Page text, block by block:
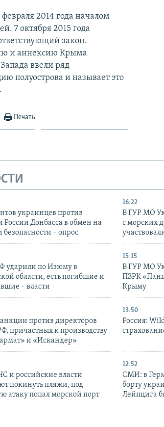
2014 года началом
7 октября 2015 года
закон.
и аннексию Крыма
ввели ряд
полуострова и называет это
Печать
украинцев против
России Донбасса в обмен на
безопасности – опрос
16:22
В ГУР МО
с морских
ударили по Изюму в
области, есть погибшие и
– власти
15:15
В ГУР МО
ПЗРК
Крыму
против директоров
причастных к производству
и «Искандер»
13:50
Россия:
и российские власти
покинуть пляжи, под
атаку попал морской порт
12:52
СМИ: в
борту
Лейпцига